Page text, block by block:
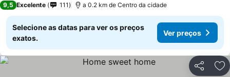
9,5 Excelente 111 a 0.2 km de Centro da cidade
Selecione as datas para ver os preços
exatos.
Ver preços
Partilhar